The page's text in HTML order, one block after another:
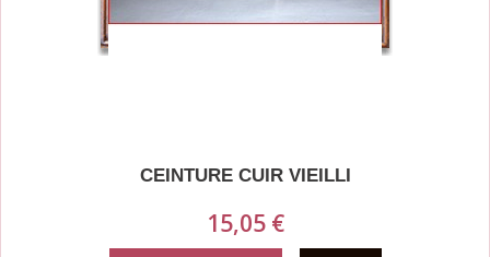
CEINTURE CUIR VIEILLI
15,05 €